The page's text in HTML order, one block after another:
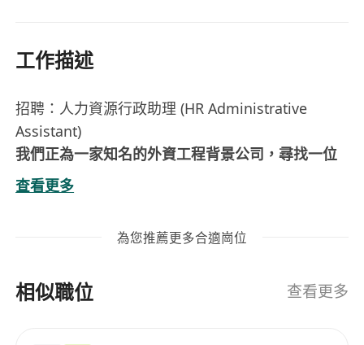
工作描述
招聘：人力資源行政助理 (HR Administrative
Assistant)
我們正為一家知名的外資工程背景公司，尋找一位
處事穩重、細心的後勤夥伴。這是一個純文書支援
崗位，適合追求工作生活平衡、享受穩定環境的
圍平和。
查看更多
為您推薦更多合適崗位
相似職位 查看更多